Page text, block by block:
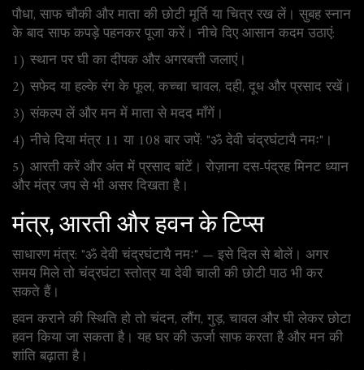
पौधा, साफ चौकी और माता की छोटी मूर्ति या चित्र रख लें। सुबह स्नान
के बाद साफ कपड़े पहनकर पूजा करें। नीचे दिए आसान कदम उठाएं:
1) स्थान पर घी का दीपक और अगरबत्ती जलाएं।
2) सफेद या हल्के रंग के फूल, कच्चा चावल, दही, दूध और प्रसाद रखें।
3) संकल्प लें और मन में माता से मदद माँगें।
4) नीचे दिया मंत्र 11 या 108 बार जपें: "ॐ देवी चंद्रघंटायै नमः"।
5) आरती करें और अंत में प्रसाद बांटें। रोज़ाना दस-पंद्रह मिनट ध्यान
और मंत्र जप से भी असर दिखता है।
मंत्र, आरती और हवन के टिप्स
साधारण मंत्र: "ॐ देवी चंद्रघंटायै नमः" — इसे दिल से बोलें। अगर
समय मिले तो चंद्रघंटा स्तोत्र या देवी चाली की छोटी पाठ भी कर
सकते हैं।
हवन कराने की स्थिति हो तो चंदन, लौंग, गुड़, चावल और घी लेकर छोटा
हवन किया जा सकता है। यह घर की ऊर्जा साफ करता है और मन की
शांति बढ़ाता है।